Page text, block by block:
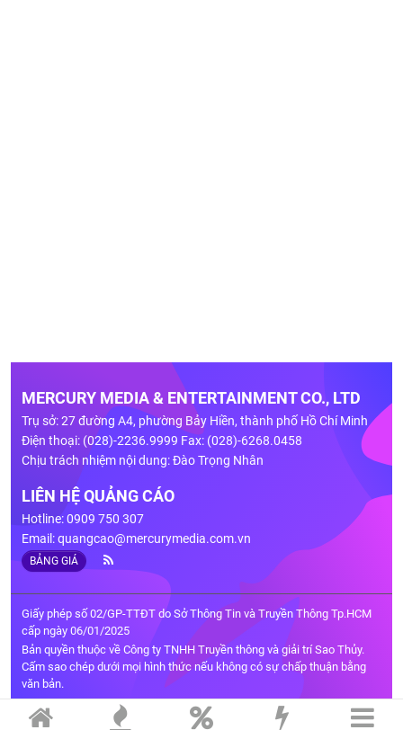
MERCURY MEDIA & ENTERTAINMENT CO., LTD
Trụ sở: 27 đường A4, phường Bảy Hiền, thành phố Hồ Chí Minh
Điện thoại: (028)-2236.9999 Fax: (028)-6268.0458
Chịu trách nhiệm nội dung: Đào Trọng Nhân
LIÊN HỆ QUẢNG CÁO
Hotline: 0909 750 307
Email:quangcao@mercurymedia.com.vn
BẢNG GIÁ
Giấy phép số 02/GP-TTĐT do Sở Thông Tin và Truyền Thông Tp.HCM
cấp ngày 06/01/2025
Bản quyền thuộc về Công ty TNHH Truyền thông và giải trí Sao Thủy.
Cấm sao chép dưới mọi hình thức nếu không có sự chấp thuận bằng
văn bản.